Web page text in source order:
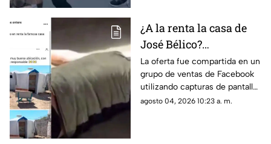
¿A la renta la casa de
José Bélico?
Publicación en redes
desata diversas
opiniones en Ciudad
Juárez
La oferta fue compartida en un
grupo de ventas de Facebook
utilizando capturas de pantalla
tomadas del canal Unique
agosto 04, 2026 10:23 a. m.